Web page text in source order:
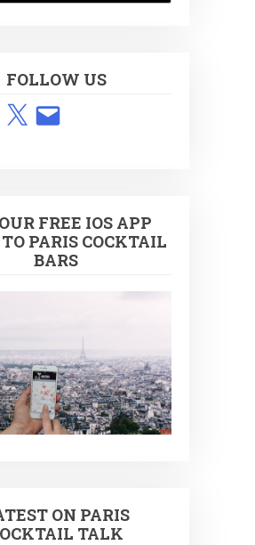
FOLLOW US
X Email
FREE IOS APP
PARIS COCKTAIL
BARS
ON PARIS
TALK